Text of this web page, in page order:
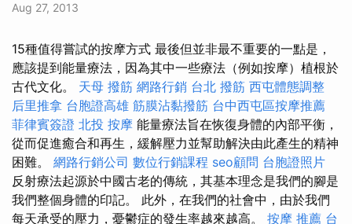
Aug 27, 2013
15種值得嘗試的按摩方式 最後但並非最不重要的一點是，
應該提到能量療法，因為其中一些療法（例如按摩）植根於
古代文化。 天母 撥筋 網路行銷 台北 撥筋 西屯體態調整
后里推拿 台胞證高雄 筋膜沾黏撥筋 台中西屯區按摩推薦
菲律賓簽證 北投 按摩 能量療法旨在恢復身體的內部平衡，
從而促進癒合和再生，緩解壓力並幫助解決由此產生的精神
困難。 網路行銷公司 數位行銷課程 seo顧問 台胞證照片
反射療法起源於中國古老的傳統，其基本理念是我們的腳是
我們整個身體的印記。 此外，在我們的社會中，由於我們
每天承受的壓力，憂鬱症的發生率越來越高。 按摩 推薦 台